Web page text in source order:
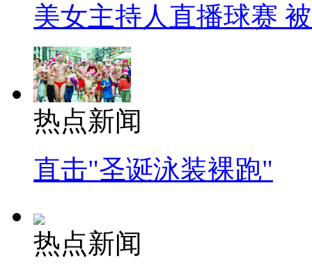
美女主持人直播球赛
热点新闻
直击"圣诞泳装裸跑"
热点新闻